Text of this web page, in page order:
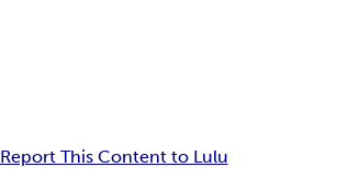
Report This Content to Lulu